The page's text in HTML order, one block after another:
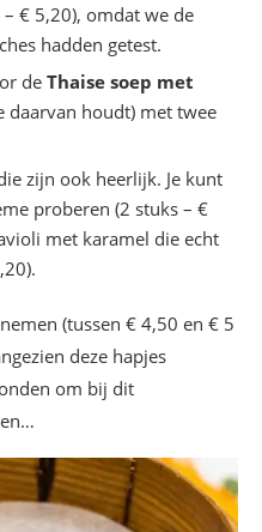
€ 5,20), omdat we de
hadden getest.
de Thaise soep met
daarvan houdt) met twee
zijn ook heerlijk. Je kunt
proberen (2 stuks – €
met karamel die echt
(tussen € 4,50 en € 5
deze hapjes
om bij dit